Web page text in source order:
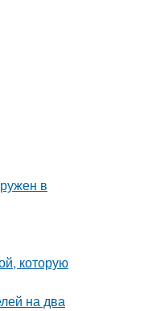
в
которую
на два